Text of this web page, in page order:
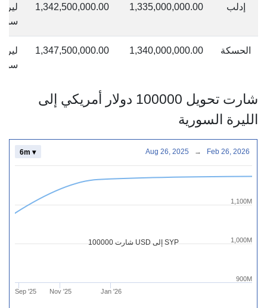
إدلب 1,335,000,000.00
1,342,500,000.00
ليرة
الحسكة 1,340,000,000.00
1,347,500,000.00
ليرة
شارت تحويل 100000 دولار أمريكي إلى
الليرة السورية
شارت 100000 USD إلى SYP
Sep '25 Nov '25 Jan '26
900M
1,000M
1,100M
6m ▾ Aug 26, 2025 → Feb 26, 2026